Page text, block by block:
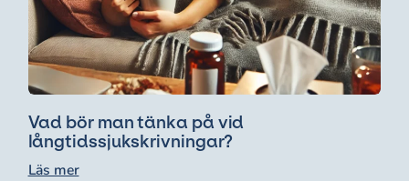
Vad bör man tänka på vid
långtidssjukskrivningar?
Läs mer